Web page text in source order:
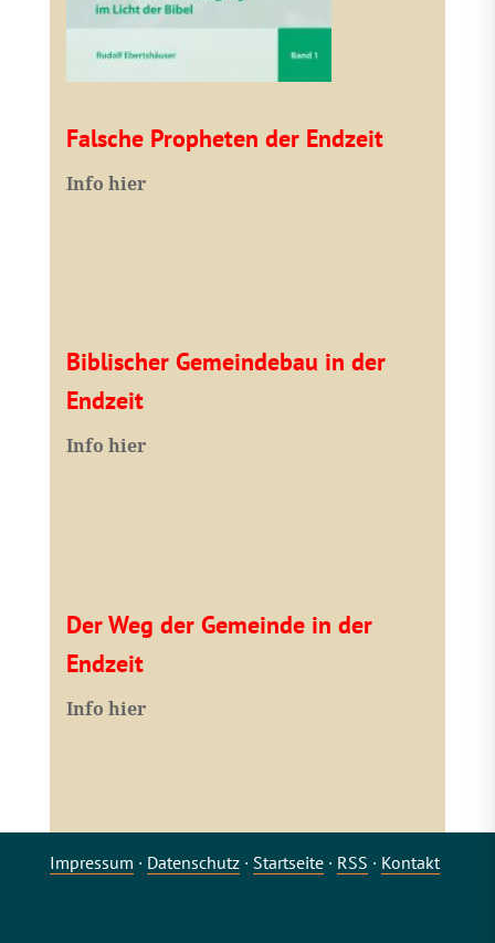
Falsche Propheten der Endzeit
Info hier
Biblischer Gemeindebau in der
Endzeit
Info hier
Der Weg der Gemeinde in der
Endzeit
Info hier
Impressum · Datenschutz· Startseite· RSS · Kontakt